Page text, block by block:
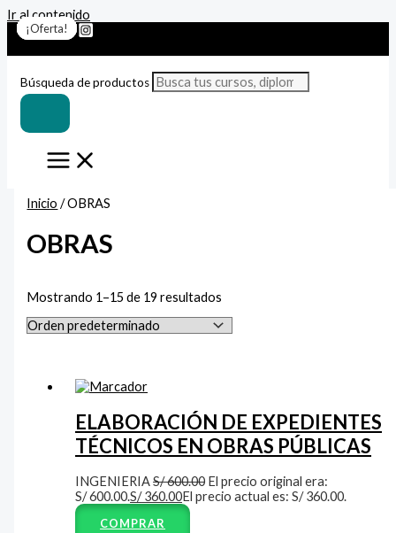
Ir al contenido
Búsqueda de productos
Inicio / OBRAS
OBRAS
Mostrando 1–15 de 19 resultados
¡Oferta!
ELABORACIÓN DE EXPEDIENTES
TÉCNICOS EN OBRAS PÚBLICAS
INGENIERIAS/600.00 El precio original era:
S/ 600.00.S/360.00El precio actual es: S/ 360.00.
COMPRAR
¡Oferta!
¡Oferta!
¡Oferta!
¡Oferta!
¡Oferta!
¡Oferta!
¡Oferta!
¡Oferta!
¡Oferta!
¡Oferta!
¡Oferta!
¡Oferta!
¡Oferta!
¡Oferta!